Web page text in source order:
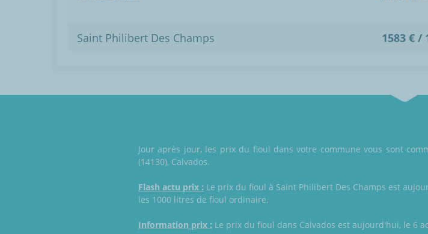
Saint Philibert Des Champs 1583 € /
Jour après jour, les prix du fioul dans votre commune vous sont
(14130), Calvados.
Flash actu prix : Le prix du fioul à Saint Philibert Des Champs est
les 1000 litres de fioul ordinaire.
Information prix : Le prix du fioul dans Calvados est aujourd'hui, le 6